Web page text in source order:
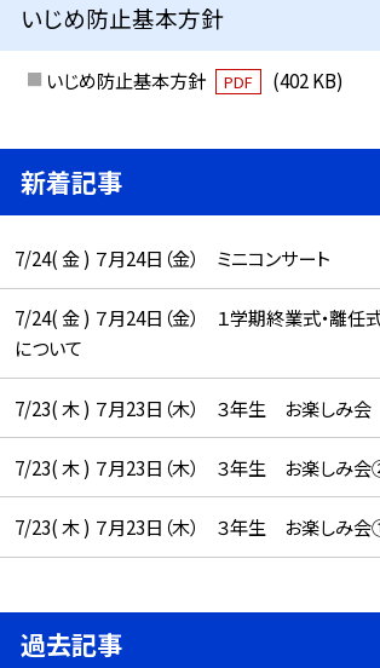
いじめ防止基本方針
いじめ防止基本方針 PDF (402 KB)
新着記事
7/24( 金 ) ７月24日（金） ミニコンサート
7/24( 金 ) ７月24日（金） １学期終業式・離任
について
7/23( 木 ) ７月23日（木） ３年生 お楽しみ会
7/23( 木 ) ７月23日（木） ３年生 お楽しみ
7/23( 木 ) ７月23日（木） ３年生 お楽しみ
過去記事